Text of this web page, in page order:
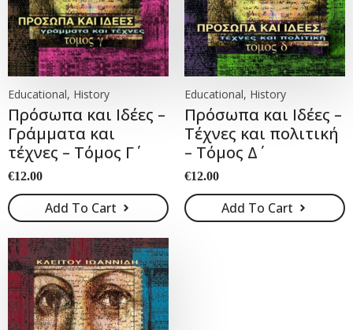
Educational, History
Πρόσωπα και Ιδέες –
Γράμματα και
τέχνες – Τόμος Γ΄
€12.00
Add To Cart
Educational, History
Πρόσωπα και Ιδέες –
Τέχνες και πολιτική
– Τόμος Δ΄
€12.00
Add To Cart